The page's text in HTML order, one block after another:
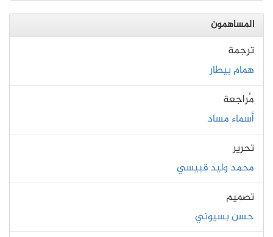
المساهمون
ترجمة
همام بيطار
مُراجعة
أسماء مساد
تحرير
محمد وليد قبيسي
تصميم
حسن بسيوني